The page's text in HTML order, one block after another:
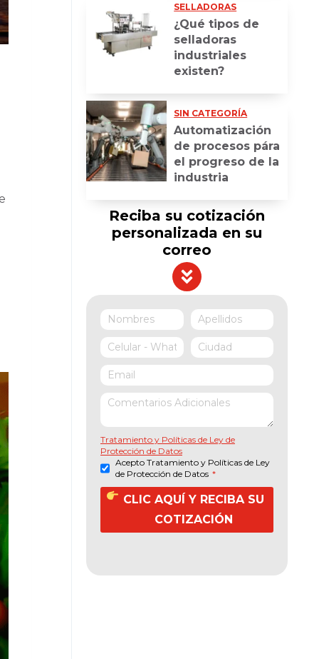
SELLADORAS
¿Qué tipos de
selladoras
industriales
existen?
SIN CATEGORÍA
Automatización
de procesos pára
el progreso de la
industria
Reciba su cotización
personalizada en su
correo
Tratamiento y Políticas de Ley de
Protección de Datos
Acepto Tratamiento y Políticas de Ley
de Protección de Datos *
CLIC AQUÍ Y RECIBA SU
COTIZACIÓN